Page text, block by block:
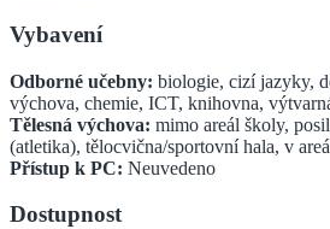
Vybavení
Odborné učebny: biologie, cizí jazyky,
výchova, chemie, ICT, knihovna,
Tělesná výchova: mimo areál školy,
(atletika), tělocvična/sportovní hala, v
Přístup k PC: Neuvedeno
Dostupnost